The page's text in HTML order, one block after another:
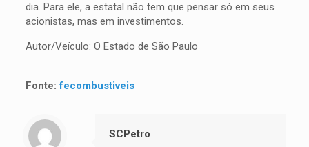
dia. Para ele, a estatal não tem que pensar só em seus
acionistas, mas em investimentos.
Autor/Veículo: O Estado de São Paulo
Fonte:fecombustiveis
SCPetro